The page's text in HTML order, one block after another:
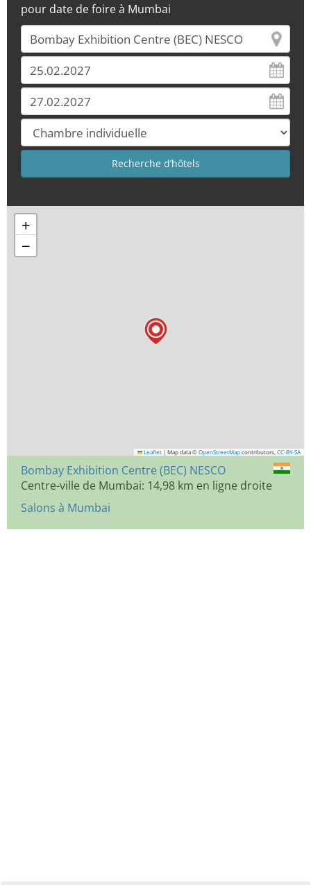
pour date de foire à Mumbai
+
−
Leaflet | Map data © OpenStreetMap contributors, CC-BY-SA
Bombay Exhibition Centre (BEC) NESCO
Centre-ville de Mumbai: 14,98 km en ligne droite
Salons à Mumbai